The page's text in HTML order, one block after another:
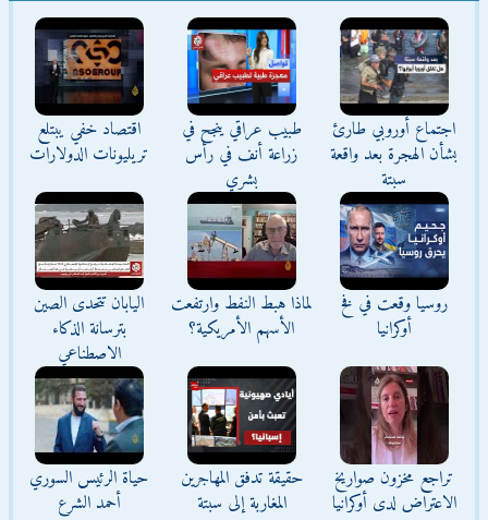
اجتماع أوروبي طارئ
بشأن الهجرة بعد واقعة
سبتة
طبيب عراقي ينجح في
زراعة أنف في رأس
بشري
اقتصاد خفي يبتلع
تريليونات الدولارات
روسيا وقعت في فخ
أوكرانيا
لماذا هبط النفط وارتفعت
الأسهم الأمريكية؟
اليابان تتحدى الصين
بترسانة الذكاء
الاصطناعي
تراجع مخزون صواريخ
الاعتراض لدى أوكرانيا
حقيقة تدفق المهاجرين
المغاربة إلى سبتة
حياة الرئيس السوري
أحمد الشرع